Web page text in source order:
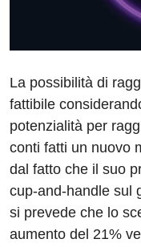
La possibilità di
fattibile
potenzialità per
conti fatti un nuovo
dal fatto che il suo
cup-and-handle sul
si prevede che lo
aumento del 21%